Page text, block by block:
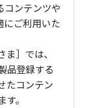
コンテンツや
にご利用いた
］では、
品登録する
たコンテン
。